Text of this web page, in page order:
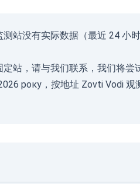
站没有实际数据（最近 24 小
定站，请与我们联系，我们将尝
року，按地址 Zovti Vodi 观